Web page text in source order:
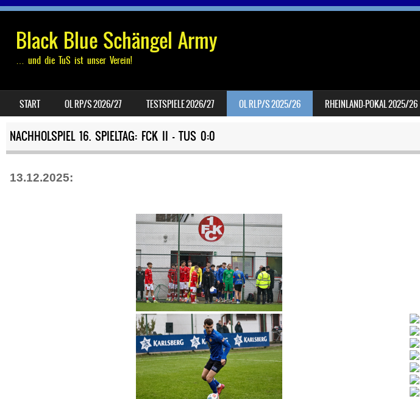
Black Blue Schängel Army
… und die TuS ist unser Verein!
MENU
SKIP TO CONTENT
START OL RP/S 2026/27 TESTSPIELE 2026/27 OL RLP/S 2025/26 RHEINLAND-POKAL 2025/26
NACHHOLSPIEL 16. SPIELTAG: FCK II – TUS 0:0
13.12.2025: